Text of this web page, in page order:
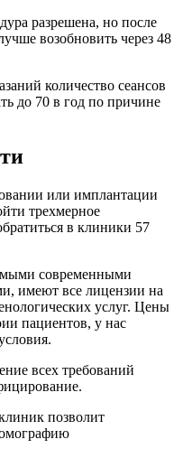
разрешена, но после
возобновить через 48
количество сеансов
до 70 в год по причине
или имплантации
трехмерное
в клиники 57
современными
имеют все лицензии на
услуг. Цены
пациентов, у нас
всех требований
позволит